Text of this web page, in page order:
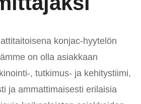
konjac-hyytelön
on olla asiakkaan
, tutkimus- ja kehitystiimi,
ja ammattimaisesti erilaisia